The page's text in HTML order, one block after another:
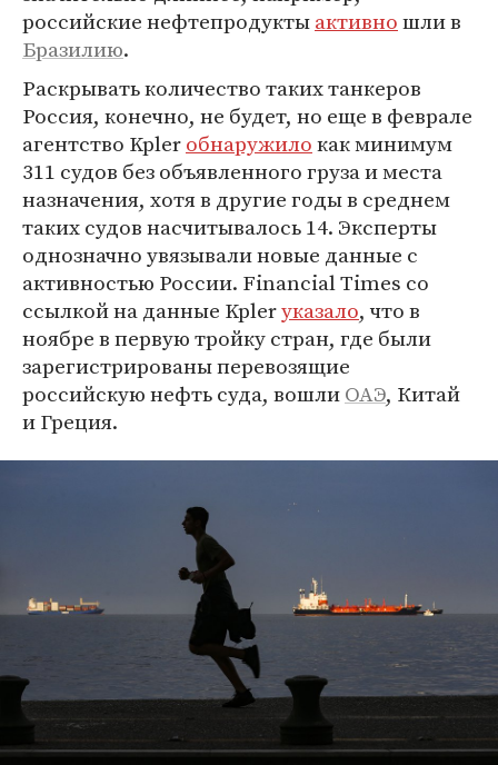
российские нефтепродуктыактивношли в
Бразилию.
Раскрывать количество таких танкеров
Россия, конечно, не будет, но еще в феврале
агентство Kplerобнаружилокак минимум
311 судов без объявленного груза и места
назначения, хотя в другие годы в среднем
таких судов насчитывалось 14. Эксперты
однозначно увязывали новые данные с
активностью России. Financial Times со
ссылкой на данные Kplerуказало, что в
ноябре в первую тройку стран, где были
зарегистрированы перевозящие
российскую нефть суда, вошлиОАЭ, Китай
и Греция.